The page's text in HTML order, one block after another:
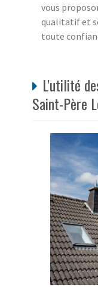
vous
qualitatif et
toute
L'utilité
Saint-Père